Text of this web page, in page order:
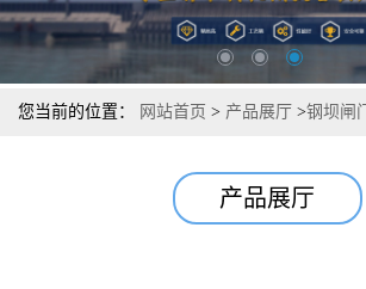
您当前的位置： 网站首页 > 产品展厅 >钢坝闸门
产品展厅